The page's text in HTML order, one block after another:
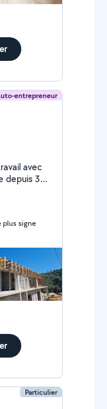
entrepreneur
depuis 3
plus signe
Particulier